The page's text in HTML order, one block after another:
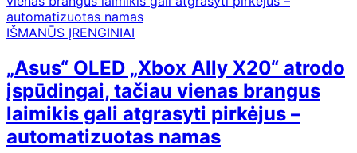
IŠMANŪS ĮRENGINIAI
„Asus“ OLED „Xbox Ally X20“ atrodo
įspūdingai, tačiau vienas brangus
laimikis gali atgrasyti pirkėjus –
automatizuotas namas